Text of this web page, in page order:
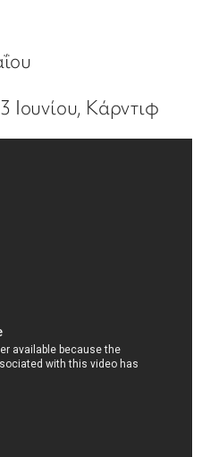
Ιουνίου, Κάρντιφ